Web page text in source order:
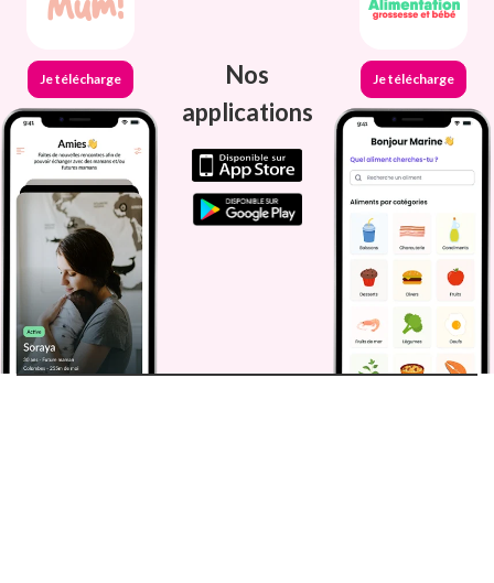
Je télécharge
Nos
applications
Je télécharge